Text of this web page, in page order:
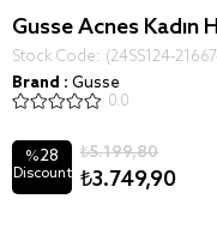
Gusse Acnes Kadın
Stock Code
(24SS124-
Brand : Gusse
0.0
%28
Discount
₺5.199,80
₺3.749,90